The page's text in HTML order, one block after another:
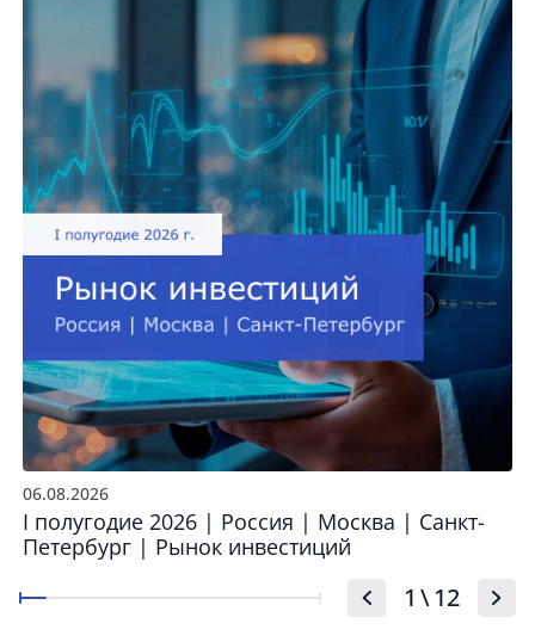
06.08.2026
I полугодие 2026 | Россия | Москва | Санкт-
Петербург | Рынок инвестиций
1 \12